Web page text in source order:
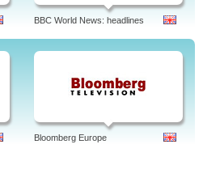
BBC World News: headlines
Bloomberg Europe